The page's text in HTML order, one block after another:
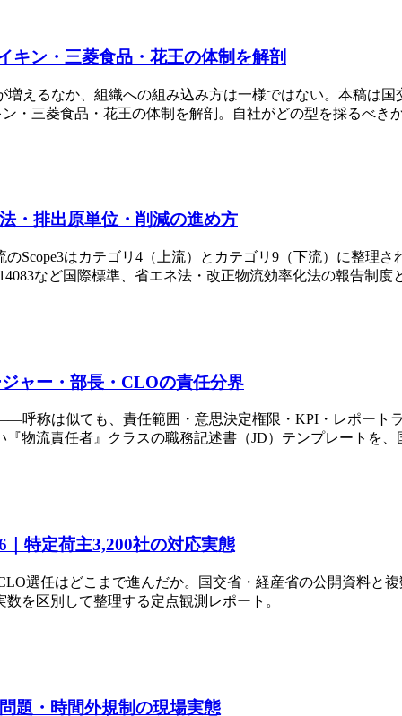
キン・三菱食品・花王の体制を解剖
えるなか、組織への組み込み方は一様ではない。本稿は
・三菱食品・花王の体制を解剖。自社がどの型を採るべき
・排出原単位・削減の進め方
Scope3はカテゴリ4（上流）とカテゴリ9（下流）に整理
など国際標準、省エネ法・改正物流効率化法の報告制
ャー・部長・CLOの責任分界
呼称は似ても、責任範囲・意思決定権限・KPI・レポート
物流責任者』クラスの職務記述書（JD）テンプレートを
特定荷主3,200社の対応実態
選任はどこまで進んだか。国交省・経産省の公開資料と
を区別して整理する定点観測レポート。
題・時間外規制の現場実態